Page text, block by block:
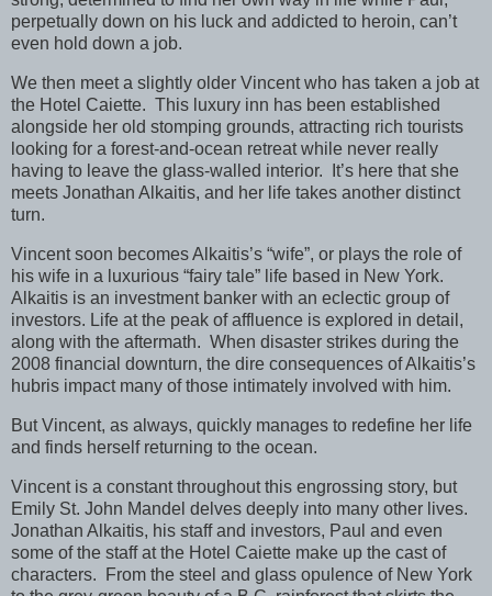
perpetually down on his luck and addicted to heroin, can’t
even hold down a job.
We then meet a slightly older Vincent who has taken a job at
the Hotel Caiette. This luxury inn has been established
alongside her old stomping grounds, attracting rich tourists
looking for a forest-and-ocean retreat while never really
having to leave the glass-walled interior.
It’s here that she
meets Jonathan Alkaitis, and her life takes another distinct
turn.
Vincent soon becomes Alkaitis’s “wife”, or plays the role of
his wife in a luxurious “fairy tale” life based in New York.
Alkaitis is an investment banker with an eclectic group of
investors. Life at the peak of affluence is explored in detail,
along with the aftermath. When disaster strikes during the
2008 financial downturn, the dire consequences of Alkaitis’s
hubris impact many of those intimately involved with him.
But Vincent, as always, quickly manages to redefine her life
and finds herself returning to the ocean.
Vincent is a constant throughout this engrossing story, but
Emily St. John Mandel delves deeply into many other lives.
Jonathan Alkaitis, his staff and investors, Paul and even
some of the staff at the Hotel Caiette make up the cast of
characters.
From the steel and glass opulence of New York